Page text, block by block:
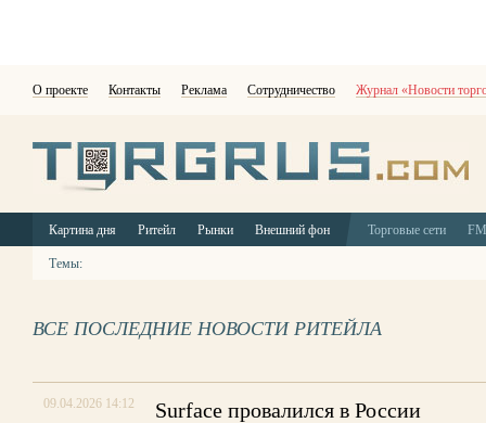
О проекте Контакты Реклама Сотрудничество Журнал «Новости
Картина дня Ритейл Рынки Внешний фон Торговые сети
Темы:
ВСЕ ПОСЛЕДНИЕ НОВОСТИ РИТЕЙЛА
09.04.2026 14:12 Surface провалился в России